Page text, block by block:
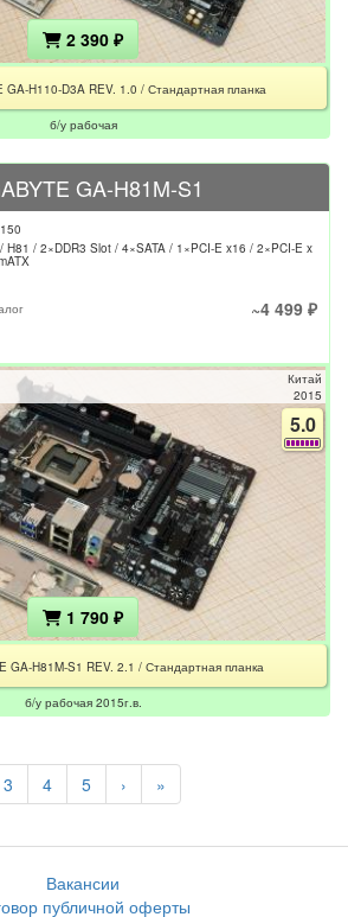
2 390 ₽
GA-H110-D3A REV. 1.0 / Стандартная планка
б/у рабочая
GA-H81M-S1
H81 / 2×DDR3 Slot / 4×SATA / 1×PCI-E x16 / 2×PCI-E x
~4 499 ₽
Китай
2015
5.0
1 790 ₽
GA-H81M-S1 REV. 2.1 / Стандартная планка
б/у рабочая 2015г.в.
3 4 5 › »
Вакансии
публичной оферты